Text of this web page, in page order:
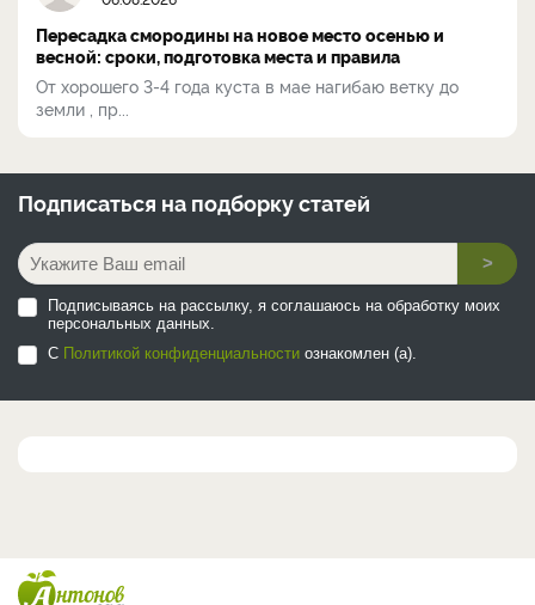
Пересадка смородины на новое место осенью и
весной: сроки, подготовка места и правила
От хорошего 3-4 года куста в мае нагибаю ветку до
земли , пр...
Подписаться на подборку статей
>
Подписываясь на рассылку, я соглашаюсь на обработку моих
персональных данных.
С Политикой конфиденциальности ознакомлен (а).